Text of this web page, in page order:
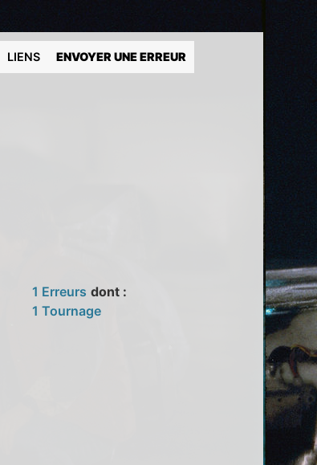
LIENS ENVOYER UNE ERREUR
1 Erreurs dont :
1 Tournage